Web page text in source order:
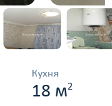
Кухня
18 м2